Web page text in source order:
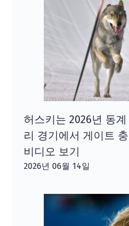
허스키는 2026년 동
리 경기에서 게이트
비디오 보기
2026년 06월 14일